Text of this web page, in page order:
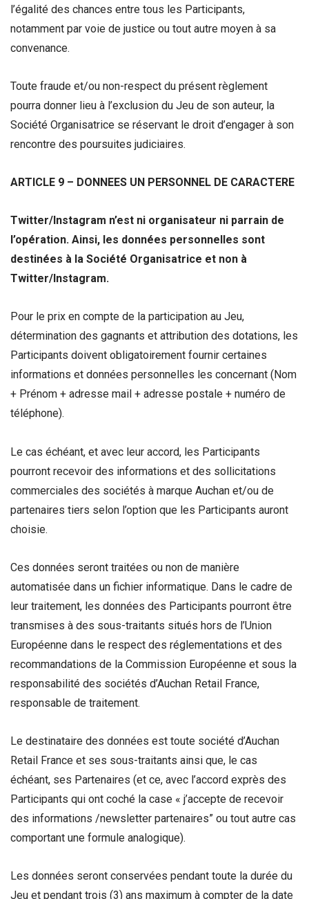
l’égalité des chances entre tous les Participants,
notamment par voie de justice ou tout autre moyen à sa
convenance.
Toute fraude et/ou non-respect du présent règlement
pourra donner lieu à l’exclusion du Jeu de son auteur, la
Société Organisatrice se réservant le droit d’engager à son
rencontre des poursuites judiciaires.
ARTICLE 9 – DONNEES UN PERSONNEL DE CARACTERE
Twitter/Instagram n’est ni organisateur ni parrain de
l’opération. Ainsi, les données personnelles sont
destinées à la Société Organisatrice et non à
Twitter/Instagram.
Pour le prix en compte de la participation au Jeu,
détermination des gagnants et attribution des dotations, les
Participants doivent obligatoirement fournir certaines
informations et données personnelles les concernant (Nom
+ Prénom + adresse mail + adresse postale + numéro de
téléphone).
Le cas échéant, et avec leur accord, les Participants
pourront recevoir des informations et des sollicitations
commerciales des sociétés à marque Auchan et/ou de
partenaires tiers selon l’option que les Participants auront
choisie.
Ces données seront traitées ou non de manière
automatisée dans un fichier informatique. Dans le cadre de
leur traitement, les données des Participants pourront être
transmises à des sous-traitants situés hors de l’Union
Européenne dans le respect des réglementations et des
recommandations de la Commission Européenne et sous la
responsabilité des sociétés d’Auchan Retail France,
responsable de traitement.
Le destinataire des données est toute société d’Auchan
Retail France et ses sous-traitants ainsi que, le cas
échéant, ses Partenaires (et ce, avec l’accord exprès des
Participants qui ont coché la case « j’accepte de recevoir
des informations /newsletter partenaires” ou tout autre cas
comportant une formule analogique).
Les données seront conservées pendant toute la durée du
Jeu et pendant trois (3) ans maximum à compter de la date